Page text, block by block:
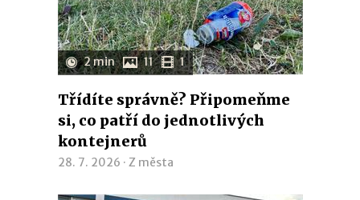
2 min 11 1
Třídíte správně? Připomeňme
si, co patří do jednotlivých
kontejnerů
28. 7. 2026 · Z města